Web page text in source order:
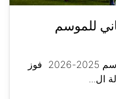
للموسم
الأنصار بطلًا للدوري اللبناني للموسم 2025-2026 فوز